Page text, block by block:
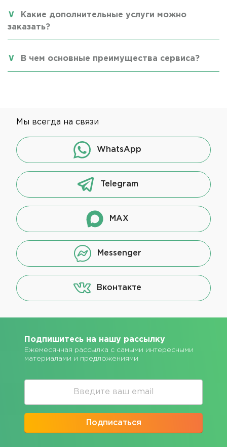
Какие дополнительные услуги можно
заказать?
В чем основные преимущества сервиса?
Мы всегда на связи
WhatsApp
Telegram
MAX
Messenger
Вконтакте
Подпишитесь на нашу рассылку
Ежемесячная рассылка с самыми интересными
материалами и предложениями
Подписаться